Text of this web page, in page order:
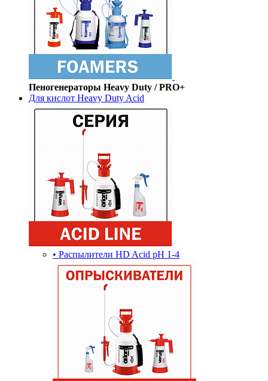
Пеногенераторы Heavy Duty / PRO+
Для кислот Heavy Duty Acid
• Распылители HD Acid pH 1-4